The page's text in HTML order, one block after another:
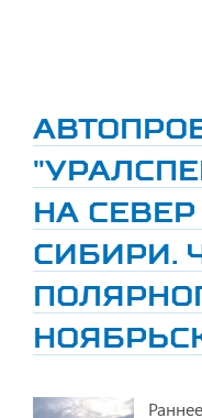
НА
СИБИРИ.